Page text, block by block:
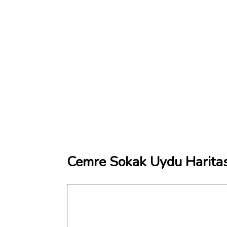
Cemre Sokak Uydu